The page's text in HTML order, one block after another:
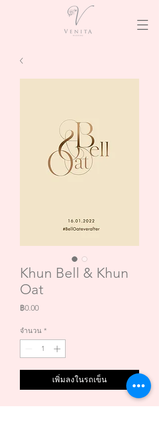
Khun Bell & Khun
Oat
฿0.00ราคา
จำนวน *
เพิ่มลงในรถเข็น